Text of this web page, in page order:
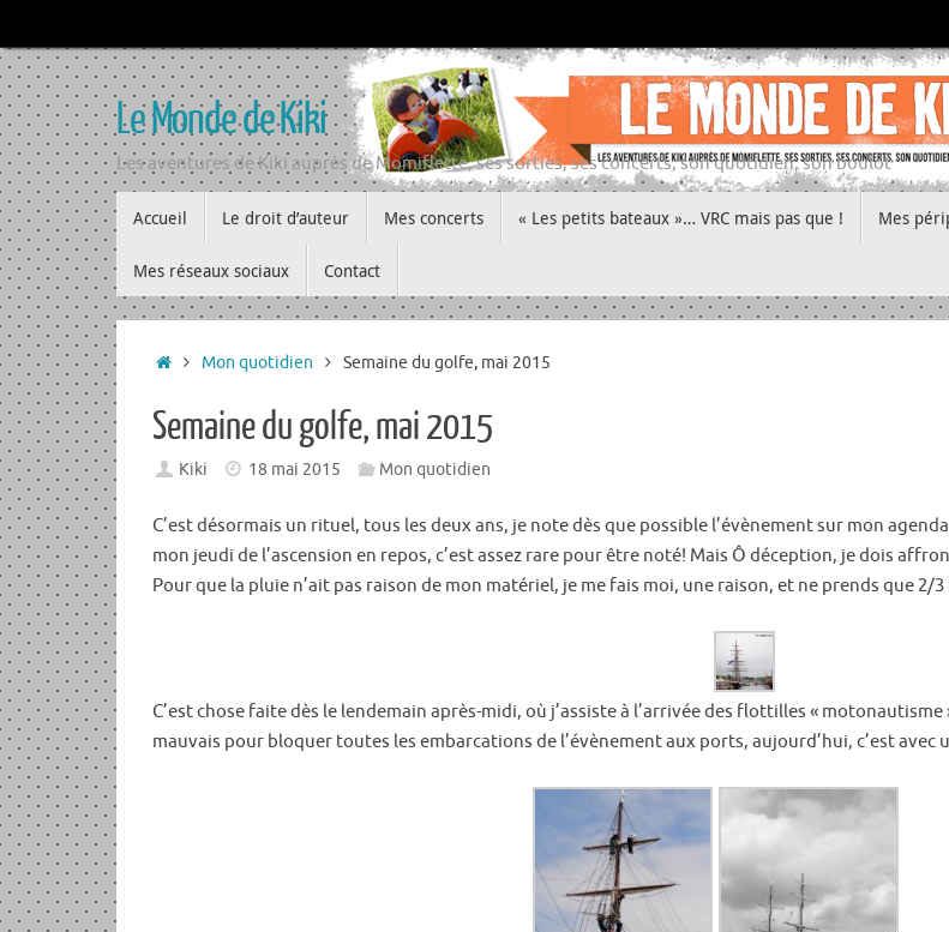
au
contenu
Le Monde de Kiki
Les aventures de Kiki auprès de Momiflette, ses sorties, ses concerts, son quotidien, son boulot
au
contenu
Accueil Le droit d’auteur Mes concerts « Les petits bateaux »… VRC mais pas que ! Mes
Mes réseaux sociaux Contact
Accueil
Mon quotidien Semaine du golfe, mai 2015
Semaine du golfe, mai 2015
Kiki 18 mai 2015 Mon quotidien
C’est désormais un rituel, tous les deux ans, je note dès que possible l’évènement sur mon
mon jeudi de l’ascension en repos, c’est assez rare pour être noté! Mais Ô déception, je dois
Pour que la pluie n’ait pas raison de mon matériel, je me fais moi, une raison, et ne prends que 2/
C’est chose faite dès le lendemain après-midi, où j’assiste à l’arrivée des flottilles «
mauvais pour bloquer toutes les embarcations de l’évènement aux ports, aujourd’hui, c’est avec